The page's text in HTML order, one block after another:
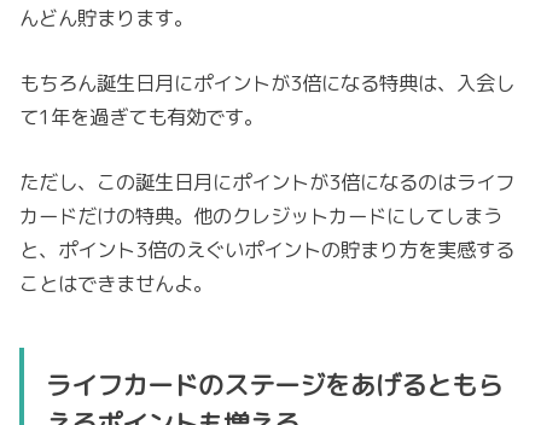
んどん貯まります。
もちろん誕生日月にポイントが3倍になる特典は、入会し
て1年を過ぎても有効です。
ただし、この誕生日月にポイントが3倍になるのはライフ
カードだけの特典。他のクレジットカードにしてしまう
と、ポイント3倍のえぐいポイントの貯まり方を実感する
ことはできませんよ。
ライフカードのステージをあげるともら